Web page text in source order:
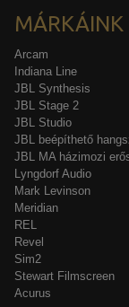
MÁRKÁINK
Arcam
Indiana Line
JBL Synthesis
JBL Stage 2
JBL Studio
JBL beépíthető
JBL MA házimozi
Lyngdorf Audio
Mark Levinson
Meridian
REL
Revel
Sim2
Stewart Filmscreen
Acurus